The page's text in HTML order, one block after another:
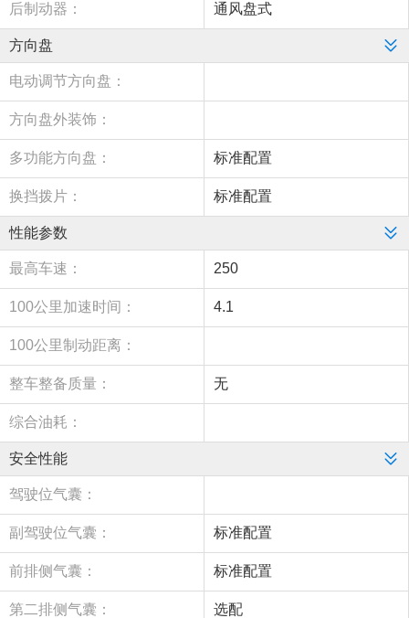
后制动器： 通风盘式
方向盘
电动调节方向盘：
方向盘外装饰：
多功能方向盘： 标准配置
换挡拨片： 标准配置
性能参数
最高车速： 250
100公里加速时间： 4.1
100公里制动距离：
整车整备质量： 无
综合油耗：
安全性能
驾驶位气囊：
副驾驶位气囊： 标准配置
前排侧气囊： 标准配置
第二排侧气囊： 选配